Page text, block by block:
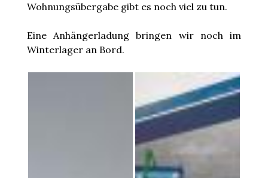
Wohnungsübergabe gibt es noch viel zu tun.
Eine Anhängerladung bringen wir noch im
Winterlager an Bord.